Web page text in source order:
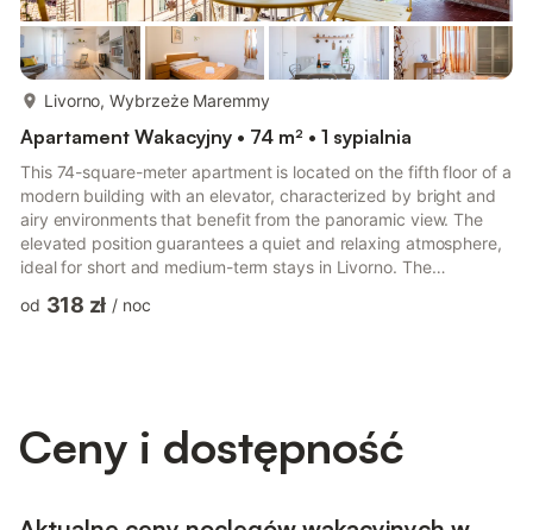
Livorno, Wybrzeże Maremmy
Apartament Wakacyjny • 74 m² • 1 sypialnia
This 74-square-meter apartment is located on the fifth floor of a
modern building with an elevator, characterized by bright and
airy environments that benefit from the panoramic view. The
elevated position guarantees a quiet and relaxing atmosphere,
ideal for short and medium-term stays in Livorno. The
and a living room with a double sofa bed that can comfortably
od 318 zł / noc
Ceny i dostępność